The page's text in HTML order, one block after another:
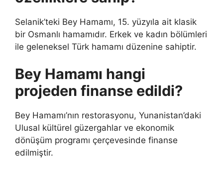
Selanik’teki Bey Hamamı, 15. yüzyıla ait klasik
bir Osmanlı hamamıdır. Erkek ve kadın bölümleri
ile geleneksel Türk hamamı düzenine sahiptir.
Bey Hamamı hangi
projeden finanse edildi?
Bey Hamamı’nın restorasyonu, Yunanistan’daki
Ulusal kültürel güzergahlar ve ekonomik
dönüşüm programı çerçevesinde finanse
edilmiştir.